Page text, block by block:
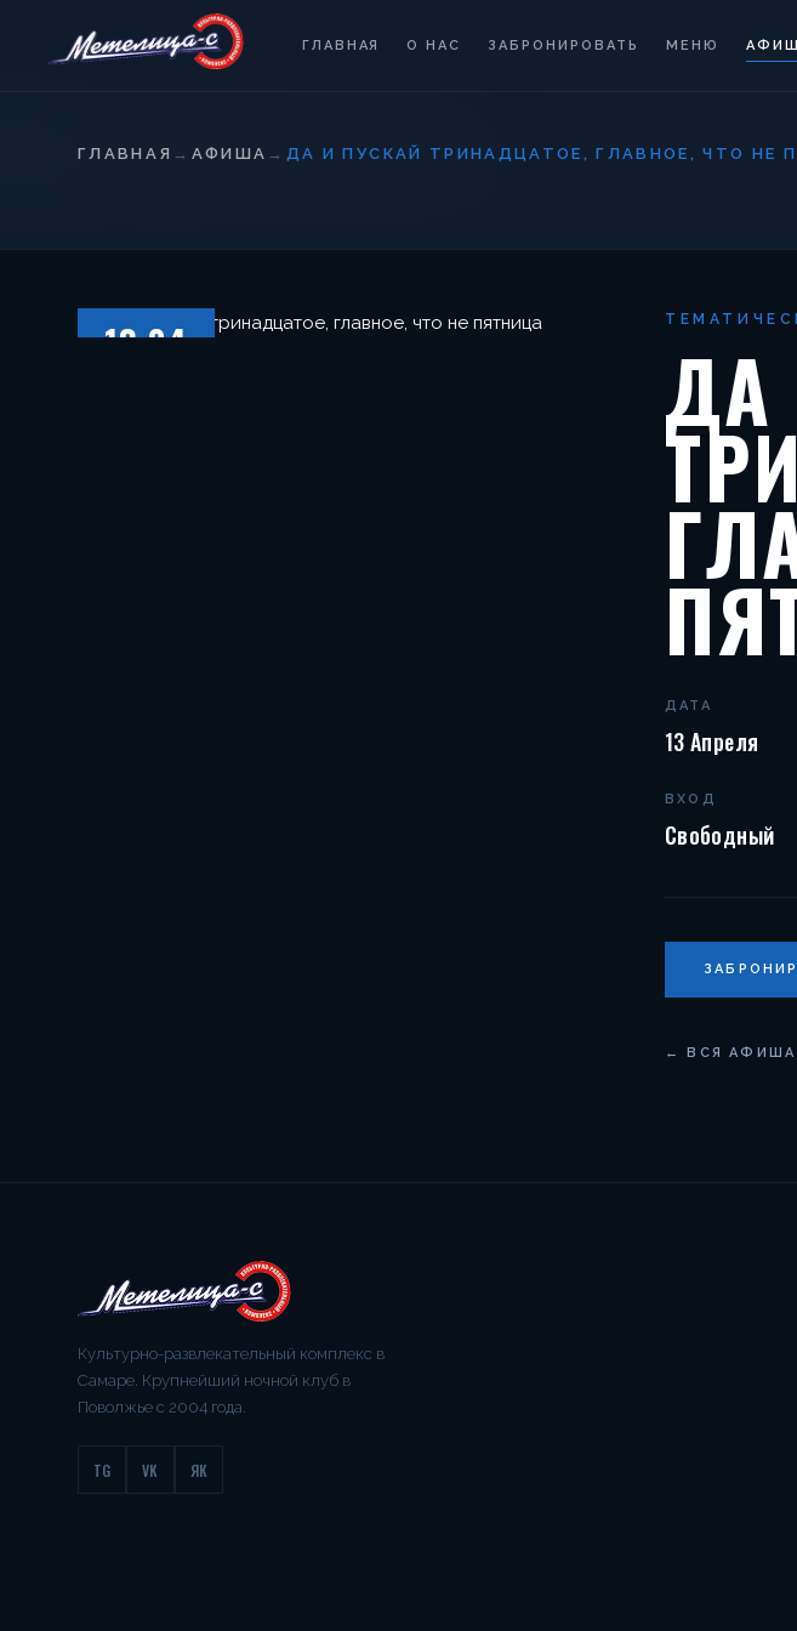
ГЛАВНАЯ О НАС ЗАБРОНИРОВАТЬ МЕНЮ
ГЛАВНАЯ → АФИША → ДА И ПУСКАЙ ТРИНАДЦАТОЕ, ГЛАВНОЕ, ЧТО НЕ
13.04 ДА
ДАТА
13 Апреля
ВХОД
Свободный
← ВСЯ АФИША
Культурно-развлекательный комплекс в
Самаре. Крупнейший ночной клуб в
Поволжье с 2004 года.
TG VK ЯК